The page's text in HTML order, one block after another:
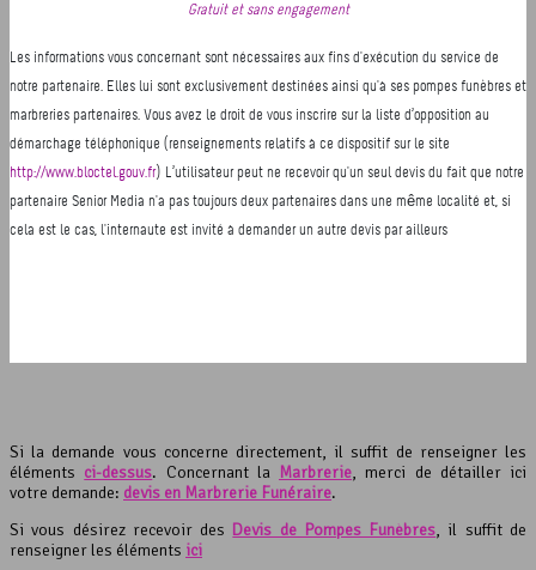
Si la demande vous concerne directement, il suffit de renseigner les
éléments ci-dessus. Concernant la Marbrerie, merci de détailler ici
votre demande: devis en Marbrerie Funéraire.
Si vous désirez recevoir des Devis de Pompes Funèbres, il suffit de
renseigner les éléments ici